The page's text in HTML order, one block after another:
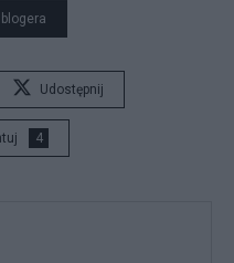
Udostępnij
4